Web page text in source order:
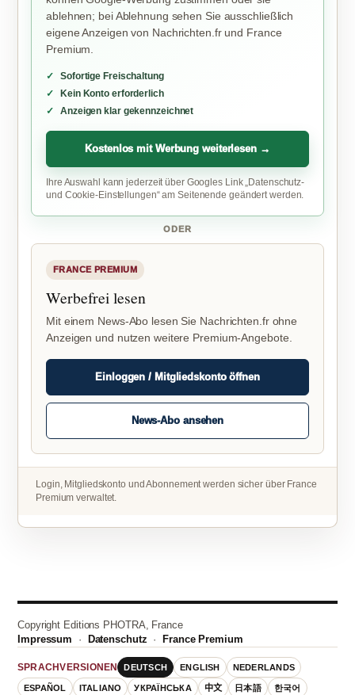
ablehnen; bei Ablehnung sehen Sie ausschließlich
eigene Anzeigen von Nachrichten.fr und France
Premium.
Sofortige Freischaltung
Kein Konto erforderlich
Anzeigen klar gekennzeichnet
Kostenlos mit Werbung weiterlesen →
Ihre Auswahl kann jederzeit über Googles Link „Datenschutz-
und Cookie-Einstellungen“ am Seitenende geändert werden.
ODER
FRANCE PREMIUM
Werbefrei lesen
Mit einem News-Abo lesen Sie Nachrichten.fr ohne
Anzeigen und nutzen weitere Premium-Angebote.
Einloggen / Mitgliedskonto öffnen
News-Abo ansehen
Login, Mitgliedskonto und Abonnement werden sicher über France
Premium verwaltet.
Copyright Editions PHOTRA, France
Impressum · Datenschutz · France Premium
SPRACHVERSIONEN DEUTSCH ENGLISH NEDERLANDS
ESPAÑOL ITALIANO УКРАЇНСЬКА 中文 日本語 한국어